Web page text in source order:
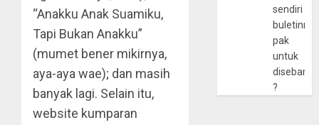
“Anakku Anak Suamiku,
Tapi Bukan Anakku”
(mumet bener mikirnya,
aya-aya wae); dan masih
banyak lagi. Selain itu,
website kumparan
sendiri
pak
untuk
?